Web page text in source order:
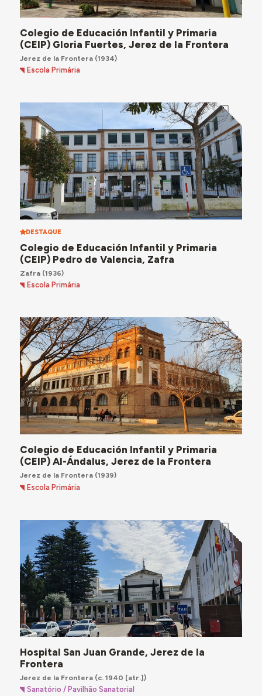
Colegio de Educación Infantil y Primaria
(CEIP) Gloria Fuertes, Jerez de la Frontera
Jerez de la Frontera(1934)
Escola Primária
DESTAQUE
Colegio de Educación Infantil y Primaria
(CEIP) Pedro de Valencia, Zafra
Zafra(1936)
Escola Primária
Colegio de Educación Infantil y Primaria
(CEIP) Al-Ándalus, Jerez de la Frontera
Jerez de la Frontera(1939)
Escola Primária
Hospital San Juan Grande, Jerez de la
Frontera
Jerez de la Frontera(c. 1940 [atr.])
Sanatório / Pavilhão Sanatorial